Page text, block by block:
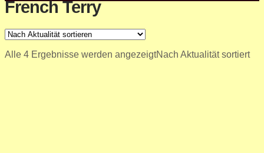
French Terry
Alle 4 Ergebnisse werden angezeigtNach Aktualität sortiert